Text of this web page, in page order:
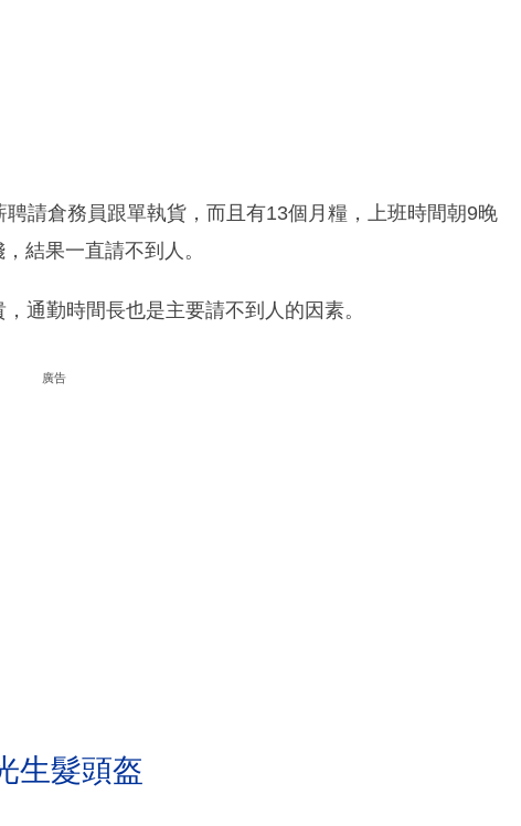
請倉務員跟單執貨，而且有13個月糧，上班時間朝9晚
結果一直請不到人。
通勤時間長也是主要請不到人的因素。
廣告
生髮頭盔